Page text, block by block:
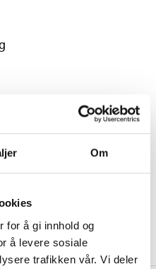
Om
for å gi innhold og
å levere sosiale
trafikken vår. Vi deler